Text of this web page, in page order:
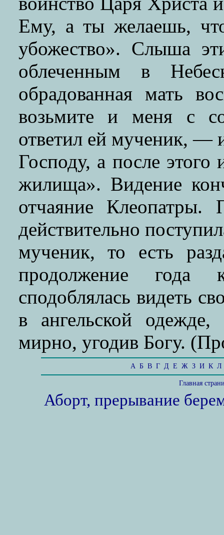
Ему, а ты желаешь,
убожество». Слыша
облеченным в
обрадованная мать
возьмите и меня с
ответил ей мученик, —
Господу, а после
жилища». Видение
отчаяние Клеопатры.
действительно
мученик, то есть
продолжение года
сподоблялась видеть
в ангельской
мирно, угодив Богу.
А Б В Г Д Е Ж З И К Л
Главная
Аборт, прерывание